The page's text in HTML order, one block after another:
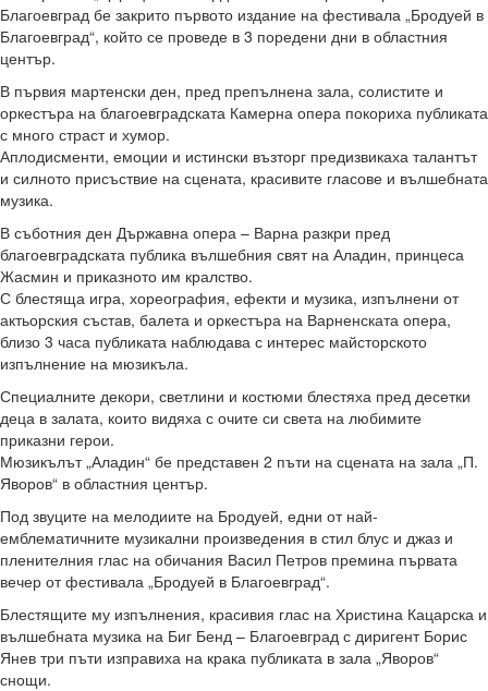
Благоевград бе закрито първото издание на фестивала „Бродуей в
Благоевград“, който се проведе в 3 поредени дни в областния
център.
В първия мартенски ден, пред препълнена зала, солистите и
оркестъра на благоевградската Камерна опера покориха публиката
с много страст и хумор.
Аплодисменти, емоции и истински възторг предизвикаха талантът
и силното присъствие на сцената, красивите гласове и вълшебната
музика.
В съботния ден Държавна опера – Варна разкри пред
благоевградската публика вълшебния свят на Аладин, принцеса
Жасмин и приказното им кралство.
С блестяща игра, хореография, ефекти и музика, изпълнени от
актьорския състав, балета и оркестъра на Варненската опера,
близо 3 часа публиката наблюдава с интерес майсторското
изпълнение на мюзикъла.
Специалните декори, светлини и костюми блестяха пред десетки
деца в залата, които видяха с очите си света на любимите
приказни герои.
Мюзикълът „Аладин“ бе представен 2 пъти на сцената на зала „П.
Яворов“ в областния център.
Под звуците на мелодиите на Бродуей, едни от най-
емблематичните музикални произведения в стил блус и джаз и
пленителния глас на обичания Васил Петров премина първата
вечер от фестивала „Бродуей в Благоевград“.
Блестящите му изпълнения, красивия глас на Христина Кацарска и
вълшебната музика на Биг Бенд – Благоевград с диригент Борис
Янев три пъти изправиха на крака публиката в зала „Яворов“
снощи.